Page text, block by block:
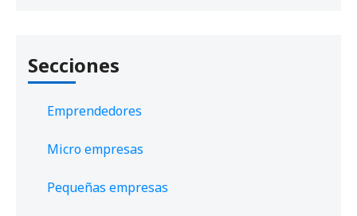
Secciones
Emprendedores
Micro empresas
Pequeñas empresas